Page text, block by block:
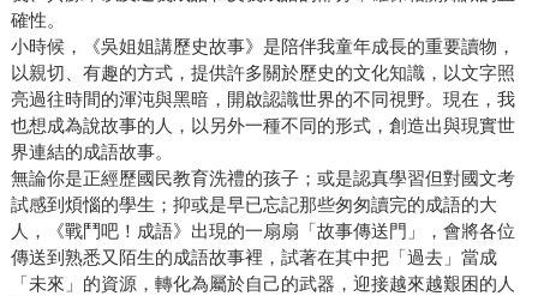
確性。
小時候，《吳姐姐講歷史故事》是陪伴我童年成長的重要讀物，
以親切、有趣的方式，提供許多關於歷史的文化知識，以文字照
亮過往時間的渾沌與黑暗，開啟認識世界的不同視野。現在，我
也想成為說故事的人，以另外一種不同的形式，創造出與現實世
界連結的成語故事。
無論你是正經歷國民教育洗禮的孩子；或是認真學習但對國文考
試感到煩惱的學生；抑或是早已忘記那些匆匆讀完的成語的大
人，《戰鬥吧！成語》出現的一扇扇「故事傳送門」，會將各位
傳送到熟悉又陌生的成語故事裡，試著在其中把「過去」當成
「未來」的資源，轉化為屬於自己的武器，迎接越來越艱困的人